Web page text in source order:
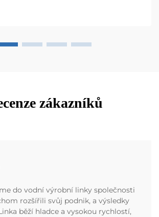
zákazníků
do vodní výrobní linky společnosti
rozšířili svůj podnik, a výsledky
běží hladce a vysokou rychlostí,